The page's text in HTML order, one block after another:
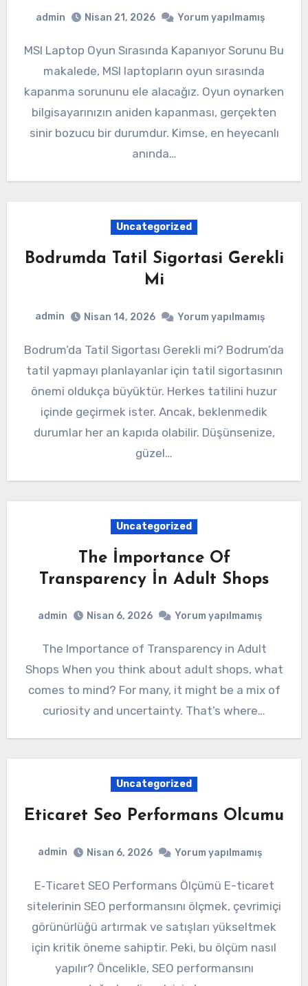
admin Nisan 21, 2026 Yorum yapılmamış
MSI Laptop Oyun Sırasında Kapanıyor Sorunu Bu
makalede, MSI laptopların oyun sırasında
kapanma sorununu ele alacağız. Oyun oynarken
bilgisayarınızın aniden kapanması, gerçekten
sinir bozucu bir durumdur. Kimse, en heyecanlı
anında…
Uncategorized
Bodrumda Tatil Sigortasi Gerekli
Mi
admin Nisan 14, 2026 Yorum yapılmamış
Bodrum’da Tatil Sigortası Gerekli mi? Bodrum’da
tatil yapmayı planlayanlar için tatil sigortasının
önemi oldukça büyüktür. Herkes tatilini huzur
içinde geçirmek ister. Ancak, beklenmedik
durumlar her an kapıda olabilir. Düşünsenize,
güzel…
Uncategorized
The İmportance Of
Transparency İn Adult Shops
admin Nisan 6, 2026 Yorum yapılmamış
The Importance of Transparency in Adult
Shops When you think about adult shops, what
comes to mind? For many, it might be a mix of
curiosity and uncertainty. That’s where…
Uncategorized
Eticaret Seo Performans Olcumu
admin Nisan 6, 2026 Yorum yapılmamış
E‑Ticaret SEO Performans Ölçümü E-ticaret
sitelerinin SEO performansını ölçmek, çevrimiçi
görünürlüğü artırmak ve satışları yükseltmek
için kritik öneme sahiptir. Peki, bu ölçüm nasıl
yapılır? Öncelikle, SEO performansını